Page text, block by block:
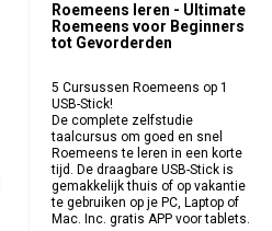
Roemeens leren - Ultimate
Roemeens voor Beginners
tot Gevorderden
5 Cursussen Roemeens op 1
USB-Stick!
De complete zelfstudie
taalcursus om goed en snel
Roemeens te leren in een korte
tijd. De draagbare USB-Stick is
gemakkelijk thuis of op vakantie
te gebruiken op je PC, Laptop of
Mac. Inc. gratis APP voor tablets.